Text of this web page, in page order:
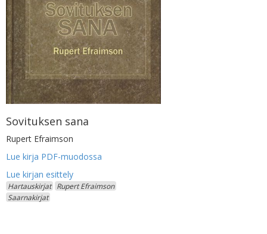
Sovituksen sana
Rupert Efraimson
Lue kirja PDF-muodossa
Hartauskirjat
Rupert Efraimson
Saarnakirjat